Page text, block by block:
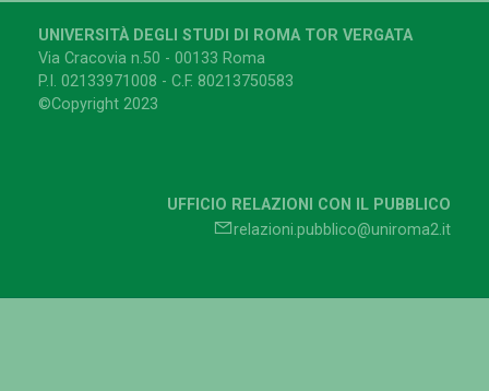
UNIVERSITÀ DEGLI STUDI DI ROMA TOR VERGATA
Via Cracovia n.50 - 00133 Roma
P.I. 02133971008 - C.F. 80213750583
©Copyright 2023
UFFICIO RELAZIONI CON IL PUBBLICO
relazioni.pubblico@uniroma2.it